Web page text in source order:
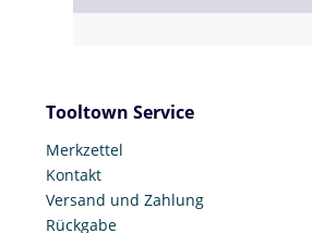
Tooltown Service
Merkzettel
Kontakt
Versand und Zahlung
Rückgabe